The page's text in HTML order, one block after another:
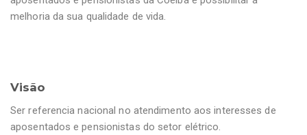
melhoria da sua qualidade de vida.
Visão
Ser referencia nacional no atendimento aos interesses de
aposentados e pensionistas do setor elétrico.